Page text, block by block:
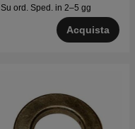
Su ord. Sped. in 2–5 gg
Acquista